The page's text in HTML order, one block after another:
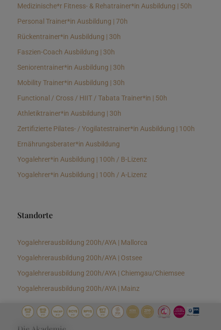
Medizinische*r Fitness- & Rehatrainer*in Ausbildung | 50h
Personal Trainer*in Ausbildung | 70h
Rückentrainer*in Ausbildung | 30h
Faszien-Coach Ausbildung | 30h
Seniorentrainer*in Ausbildung | 30h
Mobility Trainer*in Ausbildung | 30h
Functional / Cross / HIIT / Tabata Trainer*in | 50h
Athletiktrainer*in Ausbildung | 30h
Zertifizierte Pilates- / Yogilatestrainer*in Ausbildung | 100h
Ernährungsberater*in Ausbildung
Yogalehrer*in Ausbildung | 100h / B-Lizenz
Yogalehrer*in Ausbildung | 100h / A-Lizenz
Standorte
Yogalehrerausbildung 200h/AYA | Mallorca
Yogalehrerausbildung 200h/AYA | Ostsee
Yogalehrerausbildung 200h/AYA | Chiemgau/Chiemsee
Yogalehrerausbildung 200h/AYA | Mainz